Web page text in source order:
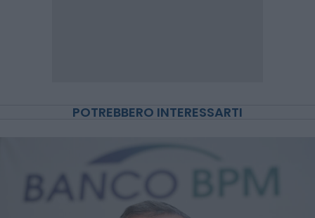
POTREBBERO INTERESSARTI